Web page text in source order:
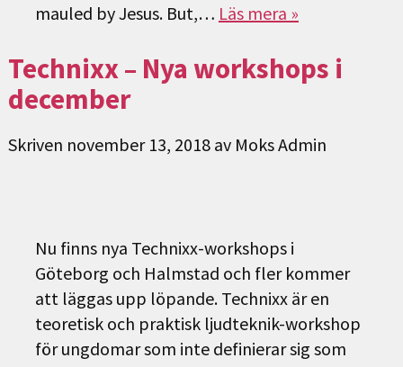
mauled by Jesus. But,… Läs mera »
Technixx – Nya workshops i
december
Skriven november 13, 2018 av Moks Admin
Nu finns nya Technixx-workshops i
Göteborg och Halmstad och fler kommer
att läggas upp löpande. Technixx är en
teoretisk och praktisk ljudteknik-workshop
för ungdomar som inte definierar sig som